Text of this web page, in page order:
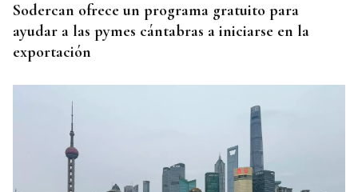
Sodercan ofrece un programa gratuito para
ayudar a las pymes cántabras a iniciarse en la
exportación